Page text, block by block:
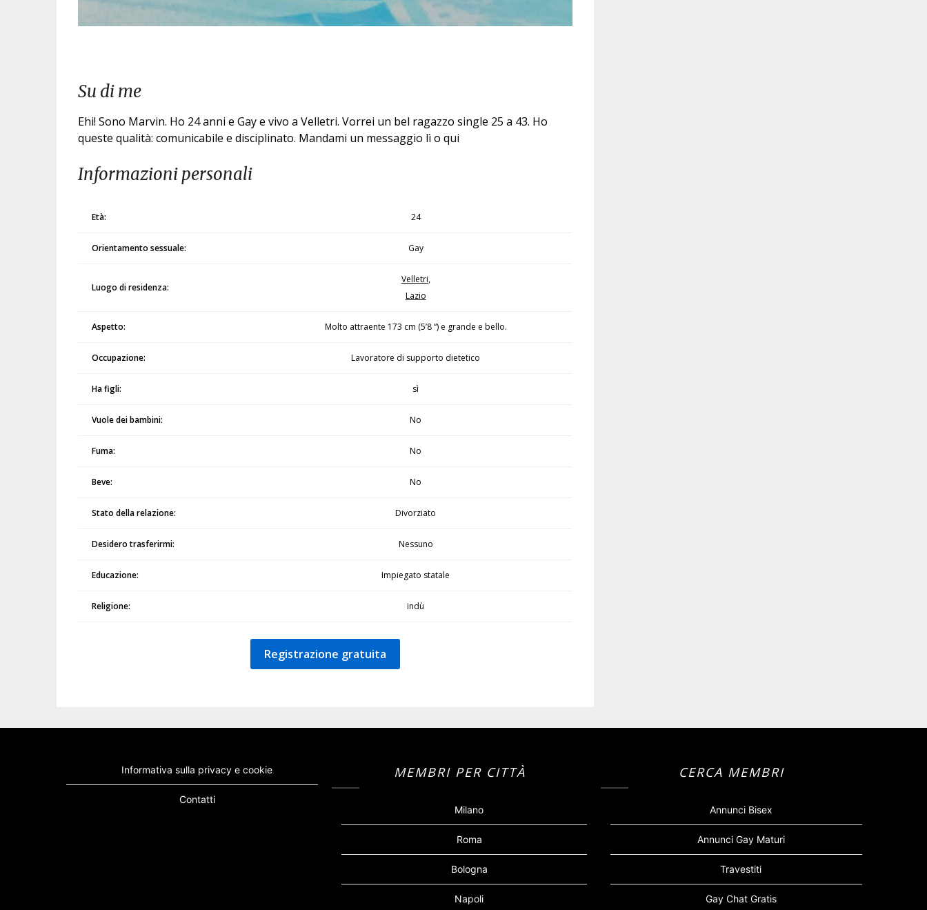
Su di me
Ehi! Sono Marvin. Ho 24 anni e Gay e vivo a Velletri. Vorrei un bel ragazzo single 25 a 43. Ho
queste qualità: comunicabile e disciplinato. Mandami un messaggio lì o qui
Informazioni personali
Età: 24
Orientamento sessuale: Gay
Luogo di residenza:
Velletri,
Lazio
Aspetto: Molto attraente 173 cm (5’8 “) e grande e bello.
Occupazione: Lavoratore di supporto dietetico
Ha figli: sì
Vuole dei bambini: No
Fuma: No
Beve: No
Stato della relazione: Divorziato
Desidero trasferirmi: Nessuno
Educazione: Impiegato statale
Religione: indù
Registrazione gratuita
Informativa sulla privacy e cookie
Contatti
MEMBRI PER CITTÀ
Milano
Roma
Bologna
Napoli
CERCA MEMBRI
Annunci Bisex
Annunci Gay Maturi
Travestiti
Gay Chat Gratis